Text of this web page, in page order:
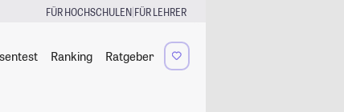
FÜR HOCHSCHULEN|FÜR LEHRER
Ranking Ratgeber